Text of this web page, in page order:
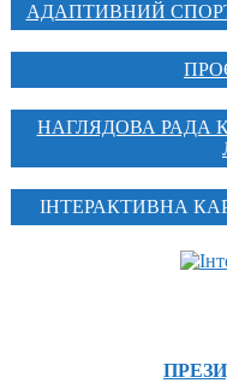
АДАПТИВНИЙ
НАГЛЯДОВА РАДА
ІНТЕРАКТИВНА